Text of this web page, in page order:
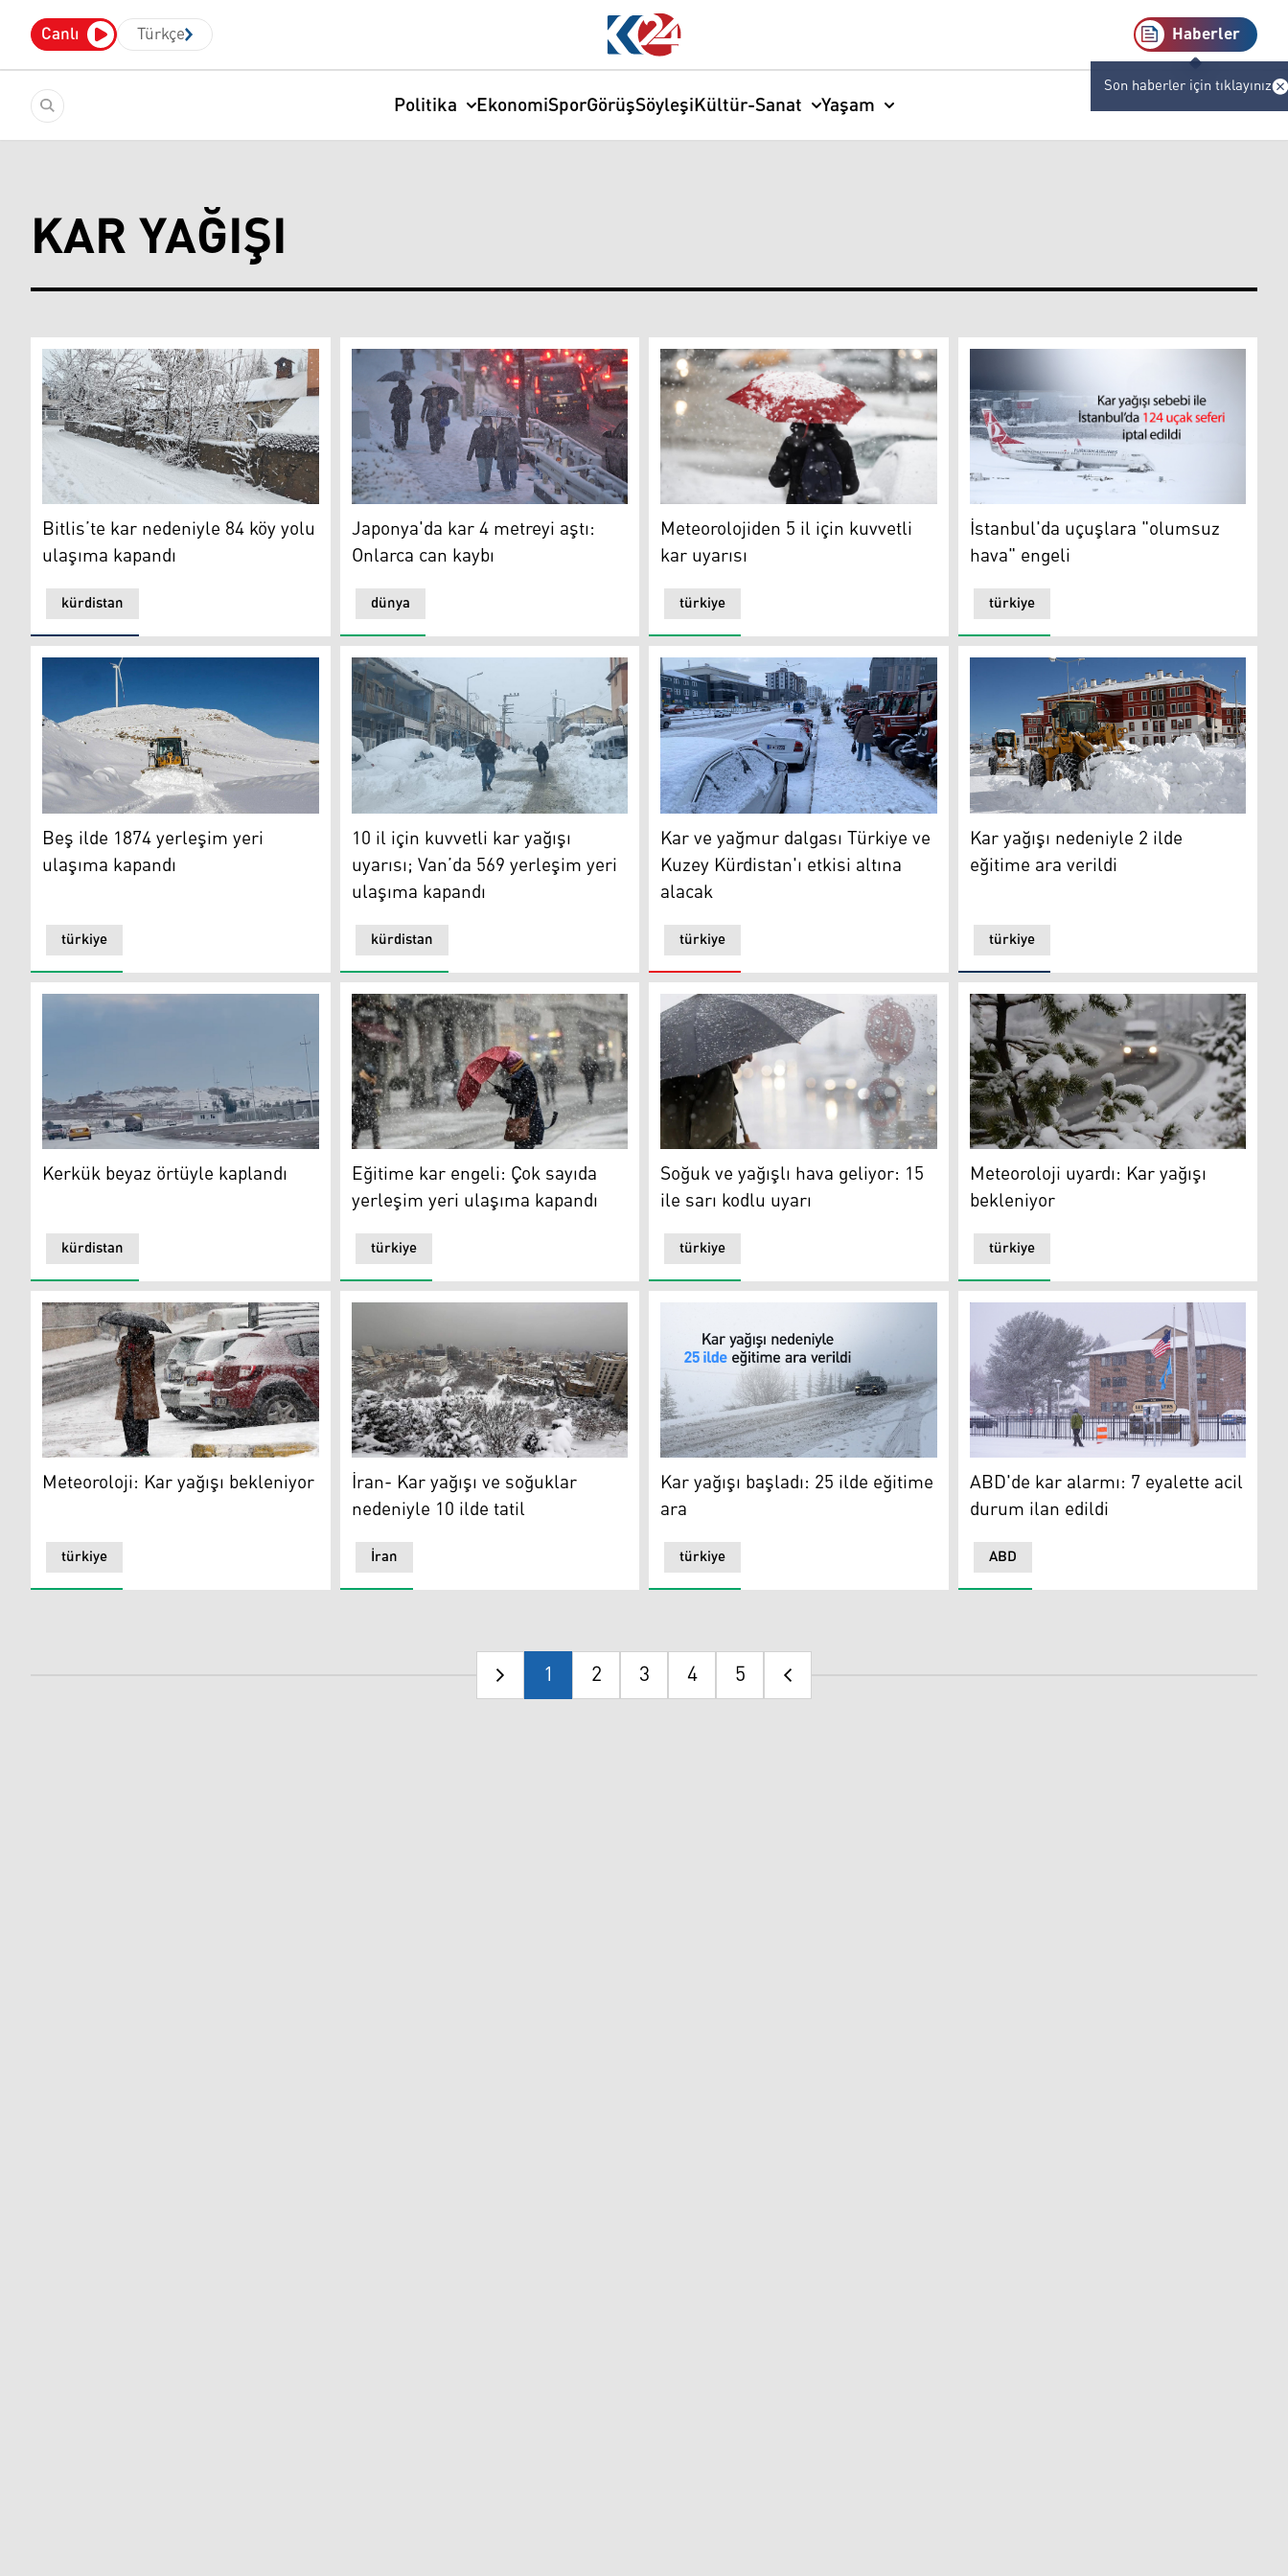
Canlı Türkçe Haberler
Son haberler için tıklayınız
Politika EkonomiSporGörüşSöyleşiKültür-Sanat Yaşam
KAR YAĞIŞI
FOTO- İHA
kürdistan
Bitlis’te kar nedeniyle 84 köy yolu
ulaşıma kapandı
Japonya'da kar 4 metreyi aştı: Onlarca can kaybı
dünya
Japonya'da kar 4 metreyi aştı:
Onlarca can kaybı
Meteorolojiden 5 il için kuvvetli kar uyarısı
türkiye
Meteorolojiden 5 il için kuvvetli
kar uyarısı
İstanbul'da uçuşlara "olumsuz hava" engeli
türkiye
İstanbul'da uçuşlara "olumsuz
hava" engeli
Beş ilde 1874 yerleşim yeri ulaşıma kapandı
türkiye
Beş ilde 1874 yerleşim yeri
ulaşıma kapandı
10 il için kuvvetli kar yağışı uyarısı; Van’da 569 yerleşim yeri ulaşıma kapandı
kürdistan
10 il için kuvvetli kar yağışı
uyarısı; Van’da 569 yerleşim yeri
ulaşıma kapandı
Kar ve yağmur dalgası Türkiye ve Kuzey Kürdistan'ı etkisi altına alacak
türkiye
Kar ve yağmur dalgası Türkiye ve
Kuzey Kürdistan'ı etkisi altına
alacak
FOTO-Arşiv
türkiye
Kar yağışı nedeniyle 2 ilde
eğitime ara verildi
Kerkük
kürdistan
Kerkük beyaz örtüyle kaplandı Eğitime kar engeli: Çok sayıda yerleşim yeri ulaşıma kapandı
türkiye
Eğitime kar engeli: Çok sayıda
yerleşim yeri ulaşıma kapandı
Soğuk ve yağışlı hava geliyor: 15 ile sarı kodlu uyarı
türkiye
Soğuk ve yağışlı hava geliyor: 15
ile sarı kodlu uyarı
Meteoroloji uyardı: Kar yağışı bekleniyor
türkiye
Meteoroloji uyardı: Kar yağışı
bekleniyor
Meteoroloji: Kar yağışı bekleniyor
türkiye
Meteoroloji: Kar yağışı bekleniyor İran- Kar yağışı ve soğuklar nedeniyle 10 ilde tatil
İran
İran- Kar yağışı ve soğuklar
nedeniyle 10 ilde tatil
Kar yağışı başladı: 25 ilde eğitime ara
türkiye
Kar yağışı başladı: 25 ilde eğitime
ara
ABD'de kar alarmı: 7 eyalette acil durum
ABD
ABD'de kar alarmı: 7 eyalette acil
durum ilan edildi
1 2 3 4 5